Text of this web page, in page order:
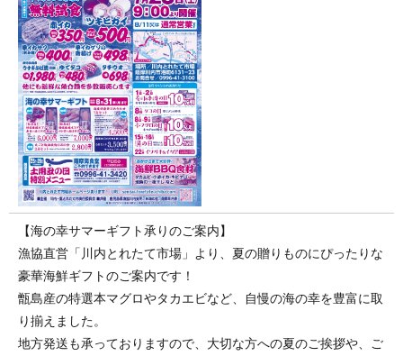
【海の幸サマーギフト承りのご案内】
漁協直営「川内とれたて市場」より、夏の贈りものにぴったりな
豪華海鮮ギフトのご案内です！
甑島産の特選本マグロやタカエビなど、自慢の海の幸を豊富に取
り揃えました。
地方発送も承っておりますので、大切な方への夏のご挨拶や、ご